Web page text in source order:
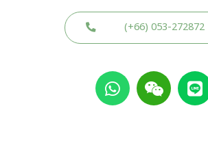
(+66) 053-272872
W
h
a
W
e
i
L
i
n